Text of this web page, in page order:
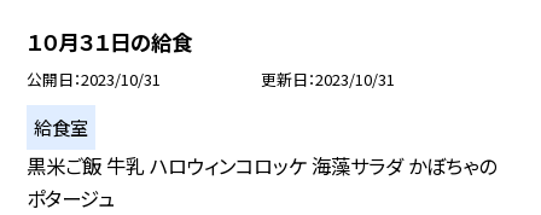
１０月３１日の給食
公開日 2023/10/31 更新日 2023/10/31
給食室
黒米ご飯 牛乳 ハロウィンコロッケ 海藻サラダ かぼちゃの
ポタージュ